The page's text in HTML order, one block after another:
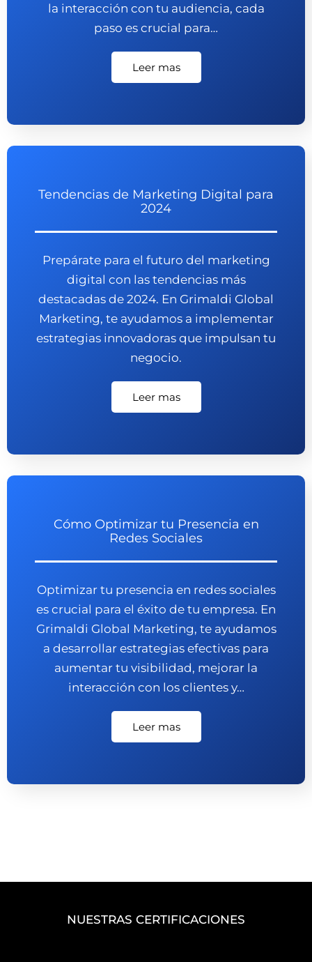
la interacción con tu audiencia, cada
paso es crucial para…
Leer mas
Tendencias de Marketing Digital para
2024
Prepárate para el futuro del marketing
digital con las tendencias más
destacadas de 2024. En Grimaldi Global
Marketing, te ayudamos a implementar
estrategias innovadoras que impulsan tu
negocio.
Leer mas
Cómo Optimizar tu Presencia en
Redes Sociales
Optimizar tu presencia en redes sociales
es crucial para el éxito de tu empresa. En
Grimaldi Global Marketing, te ayudamos
a desarrollar estrategias efectivas para
aumentar tu visibilidad, mejorar la
interacción con los clientes y…
Leer mas
NUESTRAS CERTIFICACIONES